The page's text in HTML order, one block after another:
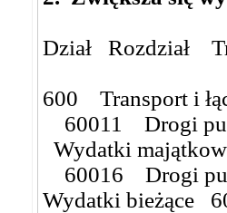
Dział Rozdział
600 Transport i
60011 Drogi
Wydatki
60016 Drogi
Wydatki bieżące